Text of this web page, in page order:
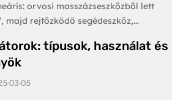
orvosi masszázseszközből lett
majd rejtőzködő segédeszköz,...
típusok, használat és
03-05